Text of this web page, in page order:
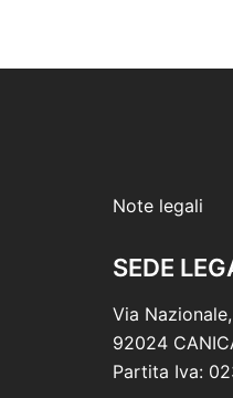
Note legali
SEDE
Via
92024
Partita Iva: